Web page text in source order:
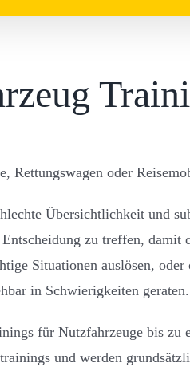
oder
Übersichtlichkeit und
zu treffen,
Situationen auslösen,
in Schwierigkeiten geraten.
für Nutzfahrzeuge bis zu
und werden